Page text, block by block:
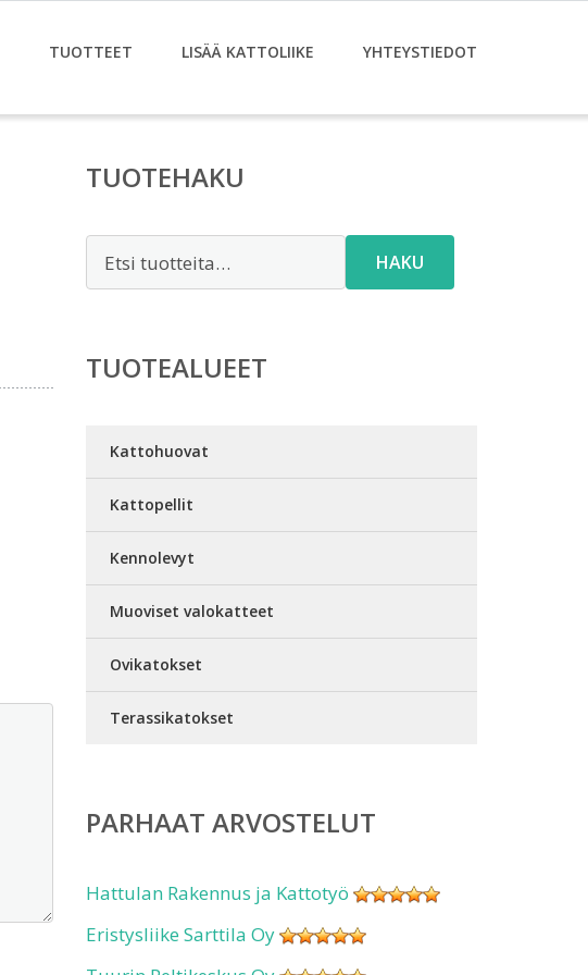
TUOTTEET LISÄÄ KATTOLIIKE YHTEYSTIEDOT
TUOTEHAKU
HAKU
TUOTEALUEET
Kattohuovat
Kattopellit
Kennolevyt
Muoviset valokatteet
Ovikatokset
Terassikatokset
PARHAAT ARVOSTELUT
Hattulan Rakennus ja Kattotyö
Eristysliike Sarttila Oy